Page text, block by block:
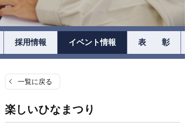
採用情報 イベント情報 表 彰
一覧に戻る
楽しいひなまつり